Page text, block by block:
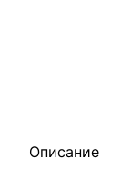
Описание